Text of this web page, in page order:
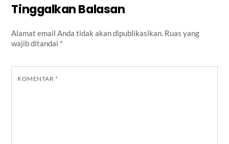
Tinggalkan Balasan
Alamat email Anda tidak akan dipublikasikan. Ruas yang
wajib ditandai *
KOMENTAR *